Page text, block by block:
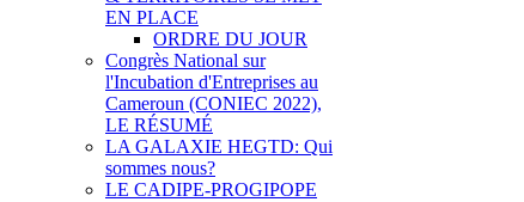
EN PLACE
ORDRE DU JOUR
Congrès National sur
l'Incubation d'Entreprises au
Cameroun (CONIEC 2022),
LE RÉSUMÉ
LA GALAXIE HEGTD: Qui
sommes nous?
LE CADIPE-PROGIPOPE